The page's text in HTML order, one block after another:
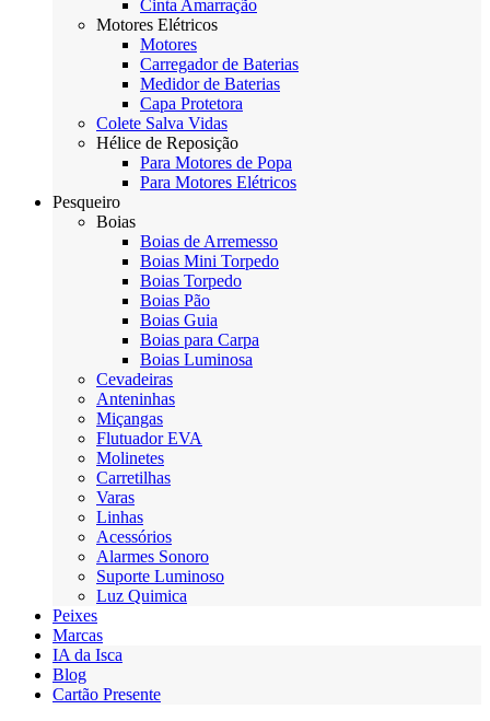
Cinta Amarração
Motores Elétricos
Motores
Carregador de Baterias
Medidor de Baterias
Capa Protetora
Colete Salva Vidas
Hélice de Reposição
Para Motores de Popa
Para Motores Elétricos
Pesqueiro
Boias
Boias de Arremesso
Boias Mini Torpedo
Boias Torpedo
Boias Pão
Boias Guia
Boias para Carpa
Boias Luminosa
Cevadeiras
Anteninhas
Miçangas
Flutuador EVA
Molinetes
Carretilhas
Varas
Linhas
Acessórios
Alarmes Sonoro
Suporte Luminoso
Luz Quimica
Peixes
Marcas
IA da Isca
Blog
Cartão Presente